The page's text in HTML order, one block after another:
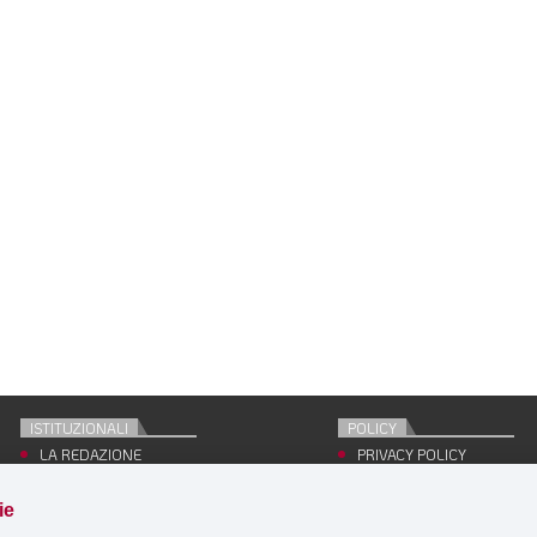
ISTITUZIONALI
LA REDAZIONE
POLICY
PRIVACY POLICY